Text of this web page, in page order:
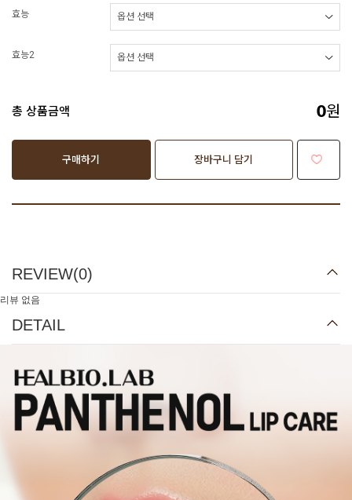
효능
효능2
총 상품금액 0원
구매하기 장바구니 담기
REVIEW(0)
리뷰 없음
DETAIL